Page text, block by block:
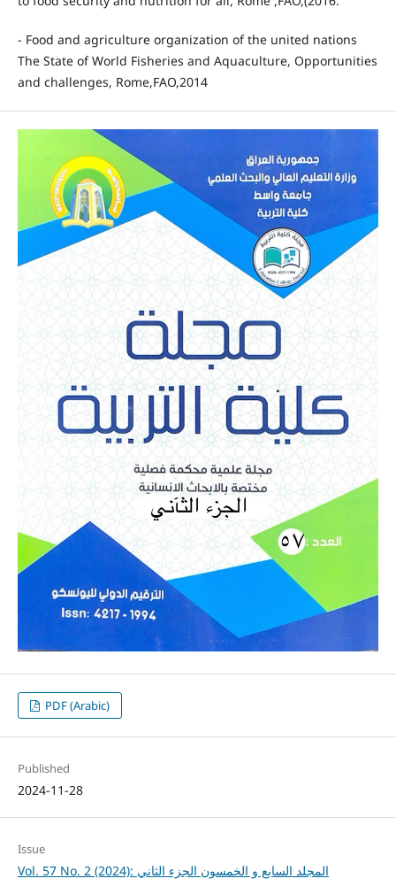
- Food and agriculture organization of the united nations
The State of World Fisheries and Aquaculture, Opportunities
and challenges, Rome,FAO,2014
PDF (Arabic)
Published
2024-11-28
Issue
Vol. 57 No. 2 (2024): المجلد السابع و الخمسون الجزء الثاني